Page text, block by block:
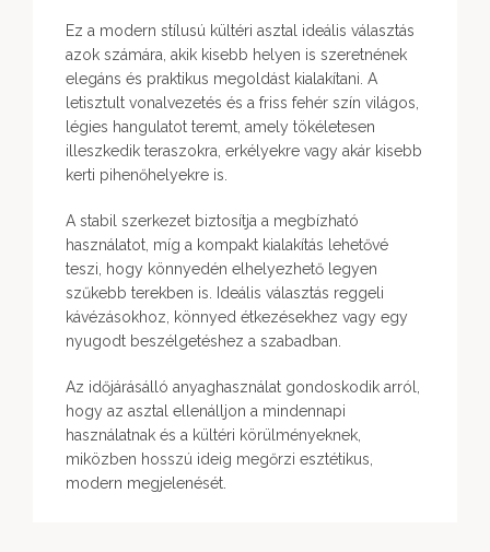
Ez a modern stílusú kültéri asztal ideális választás
azok számára, akik kisebb helyen is szeretnének
elegáns és praktikus megoldást kialakítani. A
letisztult vonalvezetés és a friss fehér szín világos,
légies hangulatot teremt, amely tökéletesen
illeszkedik teraszokra, erkélyekre vagy akár kisebb
kerti pihenőhelyekre is.
A stabil szerkezet biztosítja a megbízható
használatot, míg a kompakt kialakítás lehetővé
teszi, hogy könnyedén elhelyezhető legyen
szűkebb terekben is. Ideális választás reggeli
kávézásokhoz, könnyed étkezésekhez vagy egy
nyugodt beszélgetéshez a szabadban.
Az időjárásálló anyaghasználat gondoskodik arról,
hogy az asztal ellenálljon a mindennapi
használatnak és a kültéri körülményeknek,
miközben hosszú ideig megőrzi esztétikus,
modern megjelenését.